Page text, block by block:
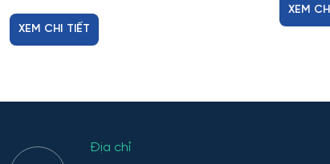
XEM CHI TIẾT
XEM
Địa chỉ